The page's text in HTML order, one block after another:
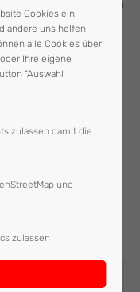
leider nicht.
Mattighofen
Wasserleitung
wieder
Cookies ein.
andere uns helfen
alle Cookies über
Ihre eigene
"Auswahl
zulassen damit die
und
zulassen